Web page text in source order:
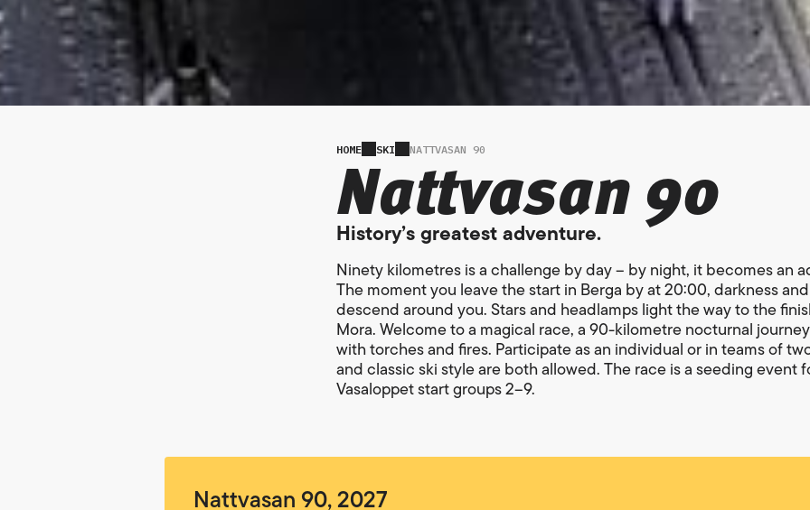
HOME SKI NATTVASAN 90
Nattvasan 90
History’s greatest adventure.
Ninety kilometres is a challenge by day – by night, it becomes an
The moment you leave the start in Berga by at 20:00, darkness
descend around you. Stars and headlamps light the way to the
Mora. Welcome to a magical race, a 90-kilometre nocturnal
with torches and fires. Participate as an individual or in teams of
and classic ski style are both allowed. The race is a seeding event
Vasaloppet start groups 2–9.
Nattvasan 90, 2027